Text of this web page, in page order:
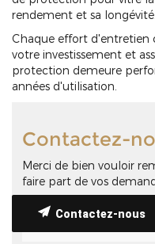
rendement et sa longévité.
Chaque effort d'entretien
votre investissement et
protection demeure
années d'utilisation.
Contactez-
Merci de bien vouloir
faire part de vos
Contactez-nous